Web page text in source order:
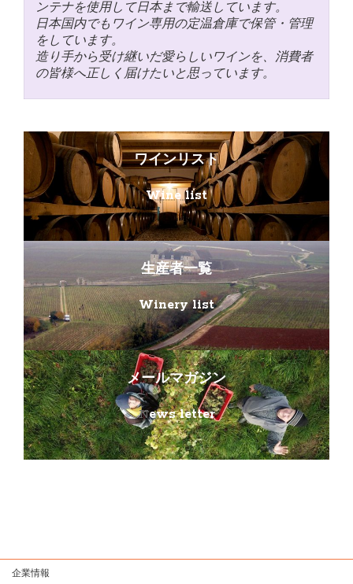
ンテナを使用して日本まで輸送しています。
日本国内でもワイン専用の定温倉庫で保管・管理
をしています。
造り手から受け継いだ愛らしいワインを、消費者
の皆様へ正しく届けたいと思っています。
ワインリスト
Wine list
生産者一覧
Winery list
メールマガジン
News letter
企業情報